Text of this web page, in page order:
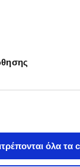
όλα τα